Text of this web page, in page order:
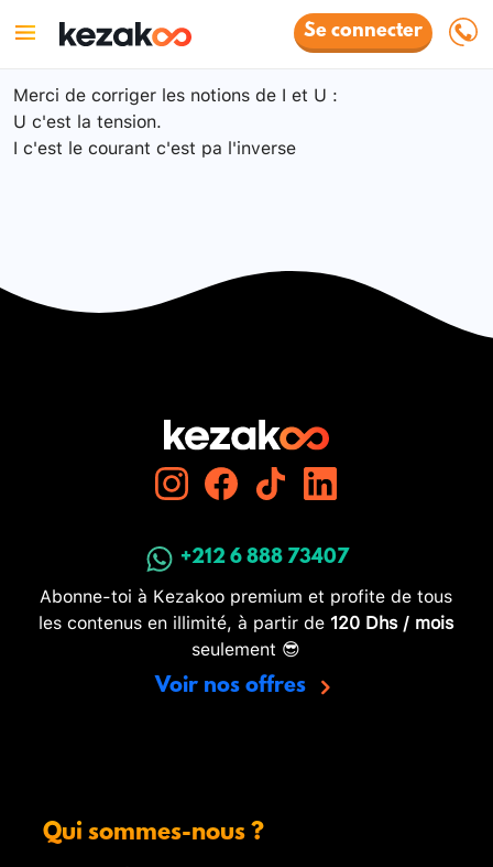
Se connecter
Merci de corriger les notions de I et U :
U c'est la tension.
I c'est le courant c'est pa l'inverse
+212 6 888 73407
Abonne-toi à Kezakoo premium et profite de tous
les contenus en illimité, à partir de 120 Dhs / mois
seulement 😎
Voir nos offres
Qui sommes-nous ?